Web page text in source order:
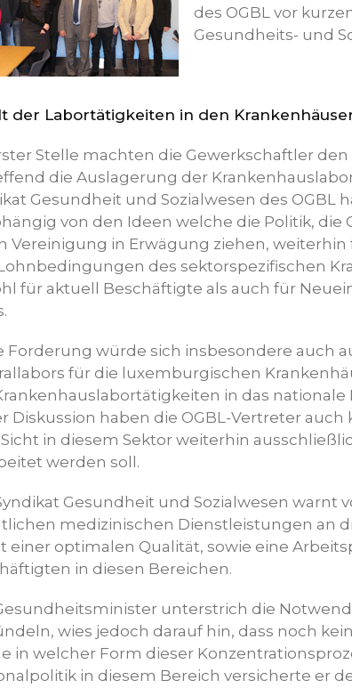
des OGBL vor
Gesundheits- und
der Labortätigkeiten in den
Stelle machten die Gewerkschaftler
die Auslagerung der
Gesundheit und Sozialwesen des OGBL
von den Ideen welche die Politik, die
Vereinigung in Erwägung ziehen,
des sektorspezifischen
für aktuell Beschäftigte als auch für
Forderung würde sich insbesondere auch
für die luxemburgischen
in das nationale
Diskussion haben die OGBL-Vertreter
in diesem Sektor weiterhin
werden soll.
Gesundheit und Sozialwesen
medizinischen Dienstleistungen an
einer optimalen Qualität, sowie eine
in diesen Bereichen.
unterstrich die
wies jedoch darauf hin, dass noch
in welcher Form dieser
in diesem Bereich versicherte er